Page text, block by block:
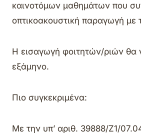
καινοτόμων μαθημάτων που
οπτικοακουστική παραγωγή με
Η εισαγωγή φοιτητών/ριών θα
εξάμηνο.
Πιο συγκεκριμένα:
Με την υπ’ αριθ. 39888/Ζ1/